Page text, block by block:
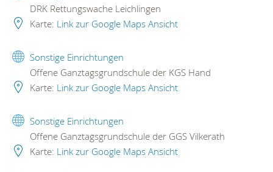
DRK Rettungswache Leichlingen
Karte: Link zur Google Maps Ansicht
Sonstige Einrichtungen
Offene Ganztagsgrundschule der KGS Hand
Karte: Link zur Google Maps Ansicht
Sonstige Einrichtungen
Offene Ganztagsgrundschule der GGS Vilkerath
Karte: Link zur Google Maps Ansicht